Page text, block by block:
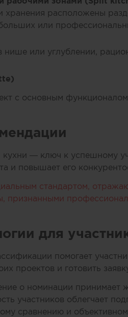
хранения расположены
или
нише или углублении,
с основным
— ключ к успешному
и повышает его
стандартом,
признанными
для
помогает
проектов и готовить
о номинации
участников облегчает
сравнению и